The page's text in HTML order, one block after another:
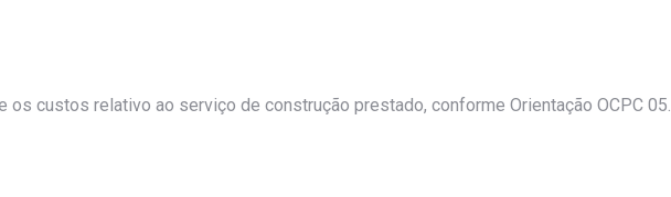
os custos relativo ao serviço de construção prestado, conforme Orientação OCPC 05.